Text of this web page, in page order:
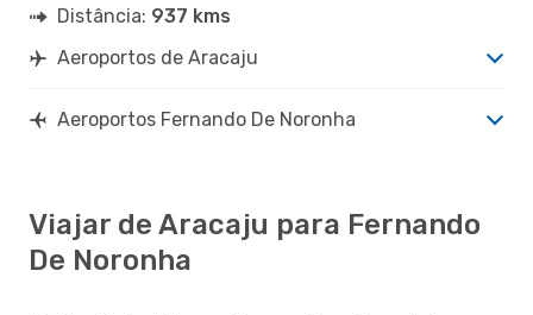
Distância: 937 kms
Aeroportos de Aracaju
Aeroportos Fernando De Noronha
Viajar de Aracaju para Fernando
De Noronha